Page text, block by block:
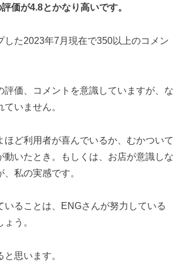
価が4.8とかなり高いです。
した2023年7月現在で350以上のコメン
評価、コメントを意識していますが、な
いません。
ほど利用者が喜んでいるか、むかついて
動いたとき。もしくは、お店が意識しな
私の実感です。
いることは、ENGさんが努力している
う。
思います。